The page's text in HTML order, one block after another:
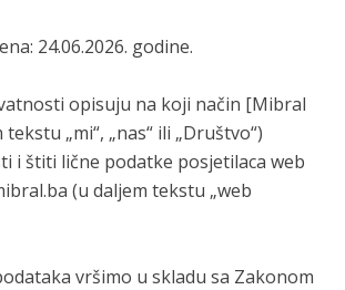
24.06.2026. godine.
opisuju na koji način [Mibral
„mi“, „nas“ ili „Društvo“)
i štiti lične podatke posjetilaca web
(u daljem tekstu „web
vršimo u skladu sa Zakonom